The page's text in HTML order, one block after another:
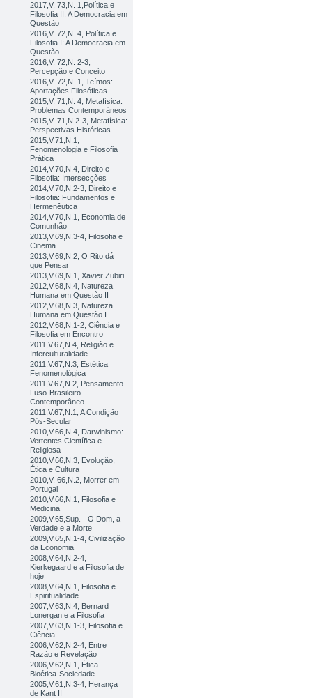
2017,V. 73,N. 1,Política e
Filosofia II: A Democracia em
Questão
2016,V. 72,N. 4, Política e
Filosofia I: A Democracia em
Questão
2016,V. 72,N. 2-3,
Percepção e Conceito
2016,V. 72,N. 1, Teímos:
Aportações Filosóficas
2015,V. 71,N. 4, Metafísica:
Problemas Contemporâneos
2015,V. 71,N.2-3, Metafísica:
Perspectivas Históricas
2015,V.71,N.1,
Fenomenologia e Filosofia
Prática
2014,V.70,N.4, Direito e
Filosofia: Intersecções
2014,V.70,N.2-3, Direito e
Filosofia: Fundamentos e
Hermenêutica
2014,V.70,N.1, Economia de
Comunhão
2013,V.69,N.3-4, Filosofia e
Cinema
2013,V.69,N.2, O Rito dá
que Pensar
2013,V.69,N.1, Xavier Zubiri
2012,V.68,N.4, Natureza
Humana em Questão II
2012,V.68,N.3, Natureza
Humana em Questão I
2012,V.68,N.1-2, Ciência e
Filosofia em Encontro
2011,V.67,N.4, Religião e
Interculturalidade
2011,V.67,N.3, Estética
Fenomenológica
2011,V.67,N.2, Pensamento
Luso-Brasileiro
Contemporâneo
2011,V.67,N.1, A Condição
Pós-Secular
2010,V.66,N.4, Darwinismo:
Vertentes Científica e
Religiosa
2010,V.66,N.3, Evolução,
Ética e Cultura
2010,V. 66,N.2, Morrer em
Portugal
2010,V.66,N.1, Filosofia e
Medicina
2009,V.65,Sup. - O Dom, a
Verdade e a Morte
2009,V.65,N.1-4, Civilização
da Economia
2008,V.64,N.2-4,
Kierkegaard e a Filosofia de
hoje
2008,V.64,N.1, Filosofia e
Espiritualidade
2007,V.63,N.4, Bernard
Lonergan e a Filosofia
2007,V.63,N.1-3, Filosofia e
Ciência
2006,V.62,N.2-4, Entre
Razão e Revelação
2006,V.62,N.1, Ética-
Bioética-Sociedade
2005,V.61,N.3-4, Herança
de Kant II